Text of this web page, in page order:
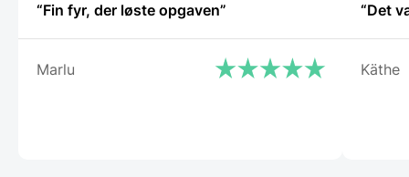
“Fin fyr, der løste opgaven”
Marlu
“Det
Käthe